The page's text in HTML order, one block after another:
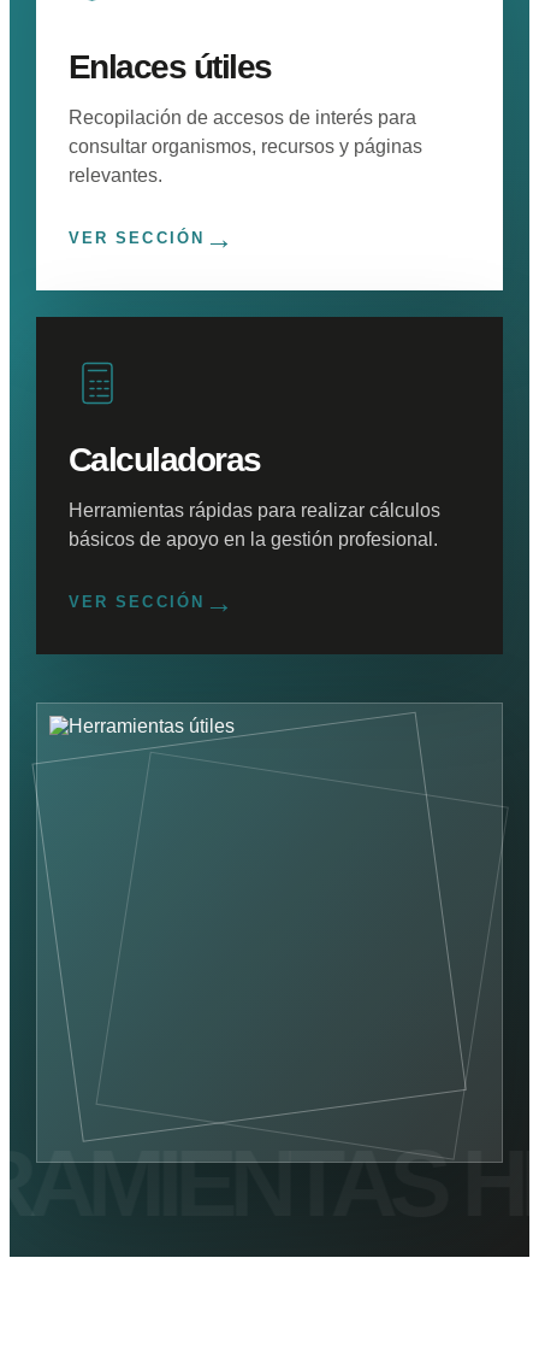
Enlaces útiles
Recopilación de accesos de interés para
consultar organismos, recursos y páginas
relevantes.
VER SECCIÓN →
Calculadoras
Herramientas rápidas para realizar cálculos
básicos de apoyo en la gestión profesional.
VER SECCIÓN →